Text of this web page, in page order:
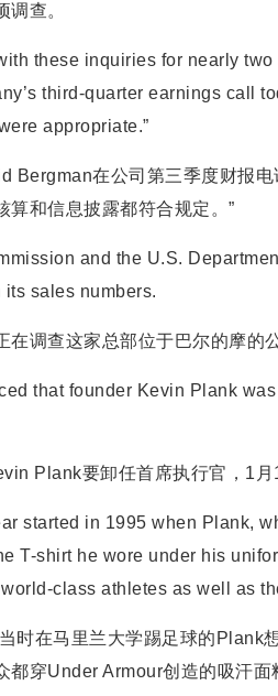
查。
these inquiries for nearly two
third-quarter earnings call
appropriate.”
在公司第三季度财报电
算和信息披露都符合规定。”
and the U.S.
sales numbers.
查这家总部位于巴尔的摩的公
that founder Kevin Plank was
Plank要卸任首席执行官，1月
in 1995 when Plank,
T-shirt he wore under his
class athletes as well as
在马里兰大学踢足球的Plank
穿Under Armour创造的吸汗面